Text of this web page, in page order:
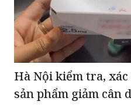
Hà Nội kiểm tra,
sản phẩm giảm cân